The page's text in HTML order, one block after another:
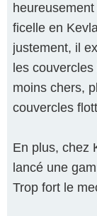
ficelle en
justement, il
les
moins chers,
couvercles
En plus, chez
lancé une
Trop fort le